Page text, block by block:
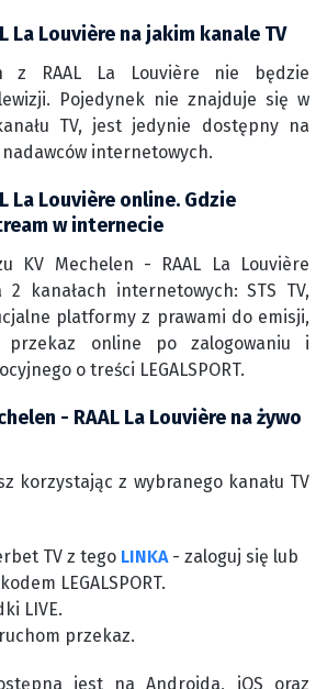
La Louvière na jakim kanale TV
z RAAL La Louvière nie będzie
Pojedynek nie znajduje się w
TV, jest jedynie dostępny na
internetowych.
La Louvière online. Gdzie
w internecie
KV Mechelen - RAAL La Louvière
kanałach internetowych: STS TV,
platformy z prawami do emisji,
przekaz online po zalogowaniu i
o treści LEGALSPORT.
- RAAL La Louvière na żywo
korzystając z wybranego kanału TV
TV z tego LINKA- zaloguj się lub
LEGALSPORT.
LIVE.
przekaz.
jest na Androida, iOS oraz